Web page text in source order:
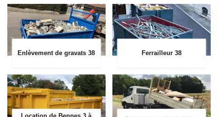
Enlèvement de gravats 38 Ferrailleur 38